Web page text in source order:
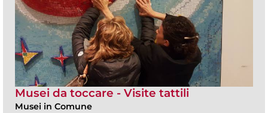
Musei da toccare - Visite tattili
Musei in Comune